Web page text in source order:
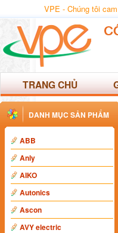
VPE - Chúng tôi
TRANG CHỦ
DANH MỤC SẢN PHẨM
ABB
Anly
AIKO
Autonics
Ascon
AVY electric